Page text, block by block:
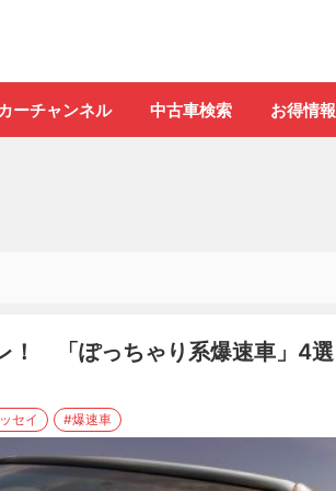
ーチャンネル 中古車検索 お得情報
！ 「ぽっちゃり系爆速車」4選
セイ #爆速車